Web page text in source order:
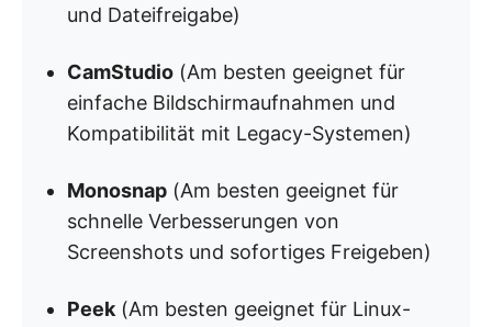
und Dateifreigabe)
CamStudio (Am besten geeignet für
einfache Bildschirmaufnahmen und
Kompatibilität mit Legacy-Systemen)
Monosnap (Am besten geeignet für
schnelle Verbesserungen von
Screenshots und sofortiges Freigeben)
Peek (Am besten geeignet für Linux-